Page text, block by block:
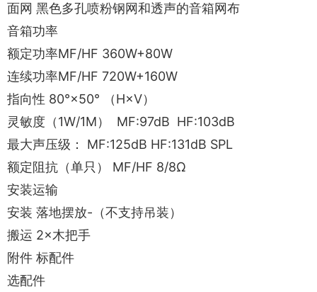
面网 黑色多孔喷粉钢网和透声的音箱网布
音箱功率
额定功率MF/HF 360W+80W
连续功率MF/HF 720W+160W
指向性 80°×50° （H×V）
灵敏度（1W/1M） MF:97dB HF:103dB
最大声压级： MF:125dB HF:131dB SPL
额定阻抗（单只） MF/HF 8/8Ω
安装运输
安装 落地摆放-（不支持吊装）
搬运 2×木把手
附件 标配件
选配件